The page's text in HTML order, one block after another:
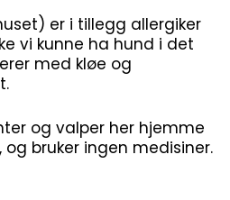
er i tillegg allergiker
vi kunne ha hund i det
med kløe og
og valper her hjemme
bruker ingen medisiner.